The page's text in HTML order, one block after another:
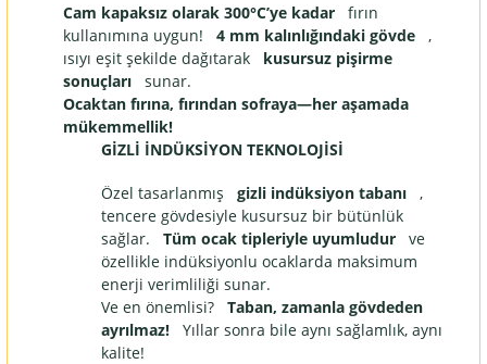
Cam kapaksız olarak 300°C’ye kadar fırın
kullanımına uygun! 4 mm kalınlığındaki gövde ,
ısıyı eşit şekilde dağıtarak kusursuz pişirme
sonuçları sunar.
Ocaktan fırına, fırından sofraya—her aşamada
mükemmellik!
GİZLİ İNDÜKSİYON TEKNOLOJİSİ
Özel tasarlanmış gizli indüksiyon tabanı ,
tencere gövdesiyle kusursuz bir bütünlük
sağlar. Tüm ocak tipleriyle uyumludur ve
özellikle indüksiyonlu ocaklarda maksimum
enerji verimliliği sunar.
Ve en önemlisi? Taban, zamanla gövdeden
ayrılmaz! Yıllar sonra bile aynı sağlamlık, aynı
kalite!